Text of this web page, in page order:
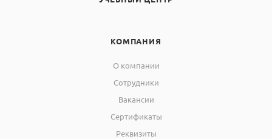
КОМПАНИЯ
О компании
Сотрудники
Вакансии
Сертификаты
Реквизиты